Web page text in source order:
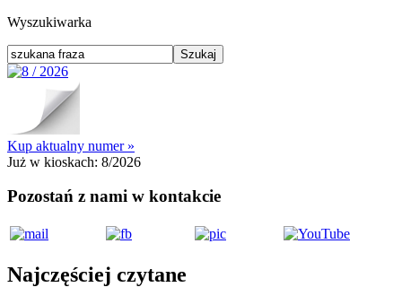
Wyszukiwarka
Kup aktualny numer »
Już w kioskach: 8/2026
Pozostań z nami w kontakcie
Najczęściej czytane